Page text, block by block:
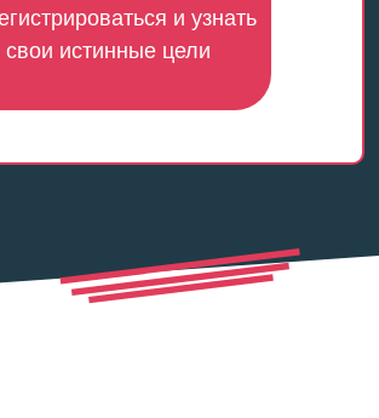
и узнать
свои истинные цели